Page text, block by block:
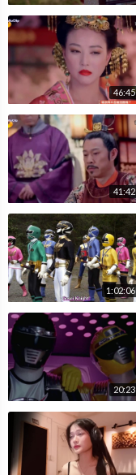
46:45
41:42
1:02:06
20:23